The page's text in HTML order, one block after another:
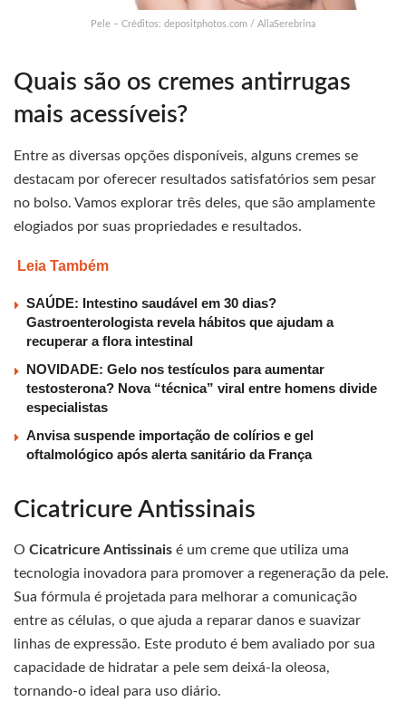
Pele – Créditos: depositphotos.com / AllaSerebrina
Quais são os cremes antirrugas
mais acessíveis?
Entre as diversas opções disponíveis, alguns cremes se
destacam por oferecer resultados satisfatórios sem pesar
no bolso. Vamos explorar três deles, que são amplamente
elogiados por suas propriedades e resultados.
Leia Também
SAÚDE: Intestino saudável em 30 dias?
Gastroenterologista revela hábitos que ajudam a
recuperar a flora intestinal
NOVIDADE: Gelo nos testículos para aumentar
testosterona? Nova “técnica” viral entre homens divide
especialistas
Anvisa suspende importação de colírios e gel
oftalmológico após alerta sanitário da França
Cicatricure Antissinais
O Cicatricure Antissinais é um creme que utiliza uma
tecnologia inovadora para promover a regeneração da pele.
Sua fórmula é projetada para melhorar a comunicação
entre as células, o que ajuda a reparar danos e suavizar
linhas de expressão. Este produto é bem avaliado por sua
capacidade de hidratar a pele sem deixá-la oleosa,
tornando-o ideal para uso diário.